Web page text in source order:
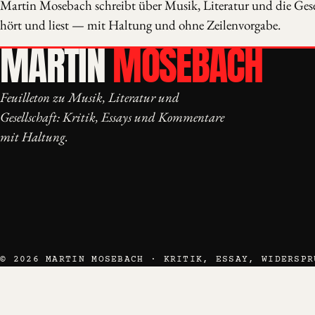
Martin Mosebach schreibt über Musik, Literatur und die
hört und liest — mit Haltung und ohne Zeilenvorgabe.
MARTINMOSEBACH
Feuilleton zu Musik, Literatur und
Gesellschaft: Kritik, Essays und Kommentare
mit Haltung.
© 2026 MARTIN MOSEBACH · KRITIK, ESSAY,